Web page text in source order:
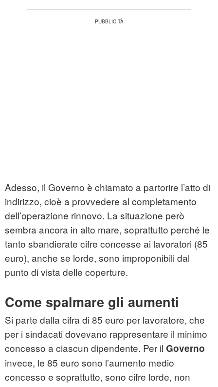
Adesso, il Governo è chiamato a partorire l’atto di
indirizzo, cioè a provvedere al completamento
dell’operazione rinnovo. La situazione però
sembra ancora in alto mare, soprattutto perché le
tanto sbandierate cifre concesse ai lavoratori (85
euro), anche se lorde, sono improponibili dal
punto di vista delle coperture.
Come spalmare gli aumenti
Si parte dalla cifra di 85 euro per lavoratore, che
per i sindacati dovevano rappresentare il minimo
concesso a ciascun dipendente. Per il Governo
invece, le 85 euro sono l’aumento medio
concesso e soprattutto, sono cifre lorde, non